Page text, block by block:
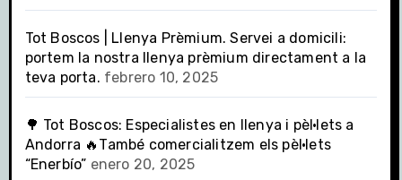
Tot Boscos | Llenya Prèmium. Servei a domicili:
portem la nostra llenya prèmium directament a la
teva porta. febrero 10, 2025
🌳 Tot Boscos: Especialistes en llenya i pèl·lets a
Andorra 🔥També comercialitzem els pèl·lets
“Enerbío” enero 20, 2025